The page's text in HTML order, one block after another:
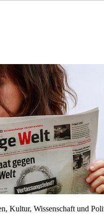
Kultur, Wissenschaft und